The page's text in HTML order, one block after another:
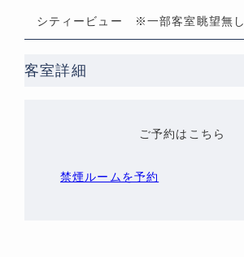
シティービュー ※一部客室眺望無し
客室詳細
ご予約はこちら
禁煙ルームを予約